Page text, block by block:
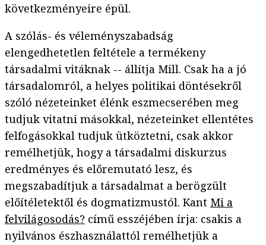
következményeire épül.
A szólás- és véleményszabadság
elengedhetetlen feltétele a termékeny
társadalmi vitáknak -- állítja Mill. Csak ha a jó
társadalomról, a helyes politikai döntésekről
szóló nézeteinket élénk eszmecserében meg
tudjuk vitatni másokkal, nézeteinket ellentétes
felfogásokkal tudjuk ütköztetni, csak akkor
remélhetjük, hogy a társadalmi diskurzus
eredményes és előremutató lesz, és
megszabadítjuk a társadalmat a berögzült
előítéletektől és dogmatizmustól. Kant Mi a
felvilágosodás? című esszéjében írja: csakis a
nyilvános észhasználattól remélhetjük a